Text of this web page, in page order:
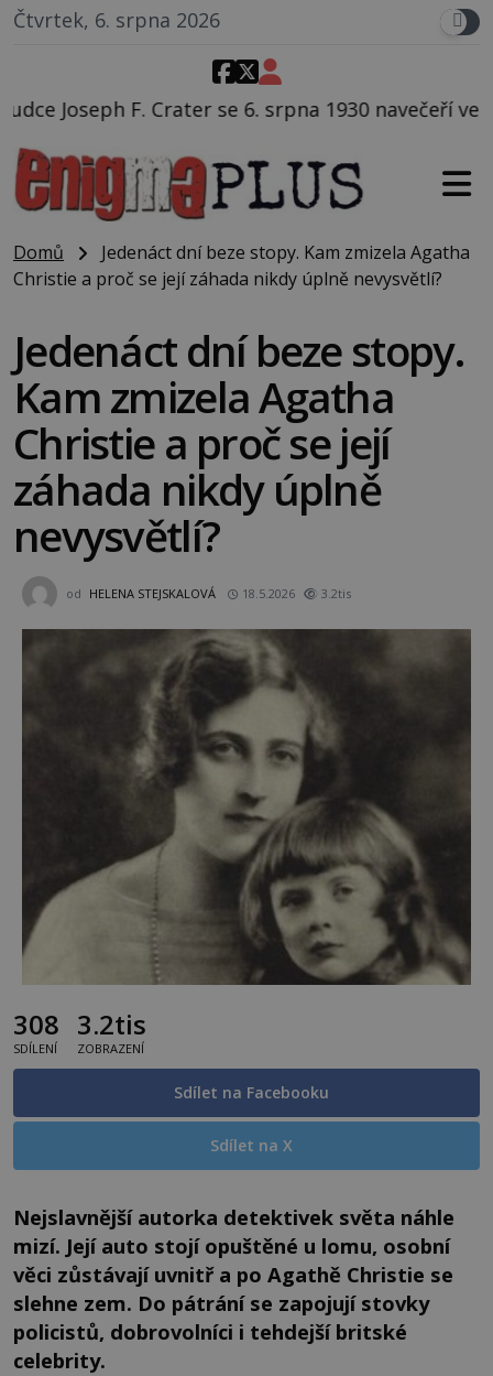
Čtvrtek, 6. srpna 2026
se 6. srpna 1930 navečeří ve své oblíbené
Domů
Jedenáct dní beze stopy. Kam zmizela Agatha
Christie a proč se její záhada nikdy úplně nevysvětlí?
Jedenáct dní beze stopy.
Kam zmizela Agatha
Christie a proč se její
záhada nikdy úplně
nevysvětlí?
od HELENA STEJSKALOVÁ 18.5.2026 3.2tis
308
SDÍLENÍ
3.2tis
ZOBRAZENÍ
Sdílet na Facebooku
Sdílet na X
Nejslavnější autorka detektivek světa náhle
mizí. Její auto stojí opuštěné u lomu, osobní
věci zůstávají uvnitř a po Agathě Christie se
slehne zem. Do pátrání se zapojují stovky
policistů, dobrovolníci i tehdejší britské
celebrity.